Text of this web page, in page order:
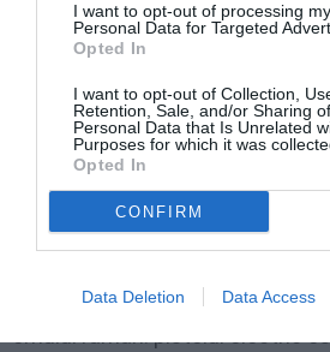
I want to opt-out of processing my
Personal Data for Targeted
Opted In
I want to opt-out of Collection,
Retention, Sale, and/or Sharing
Personal Data that Is Unrelated
Purposes for which it was
Opted In
CONFIRM
Data Deletion Data Access
Bucuria lui Salvini
Matteo Salvini și Liga se bucură:
excelentă, foarte dorită de Liga
angajamentului meu la
Salvini pe rețelele de socializare.
asociații internaționale care se